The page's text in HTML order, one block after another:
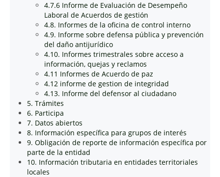
4.7.6 Informe de Evaluación de Desempeño
Laboral de Acuerdos de gestión
4.8. Informes de la oficina de control interno
4.9. Informe sobre defensa pública y prevención
del daño antijurídico
4.10. Informes trimestrales sobre acceso a
información, quejas y reclamos
4.11 Informes de Acuerdo de paz
4.12 informe de gestion de integridad
4.13. Informe del defensor al ciudadano
5. Trámites
6. Participa
7. Datos abiertos
8. Información específica para grupos de interés
9. Obligación de reporte de información específica por
parte de la entidad
10. Información tributaria en entidades territoriales
locales